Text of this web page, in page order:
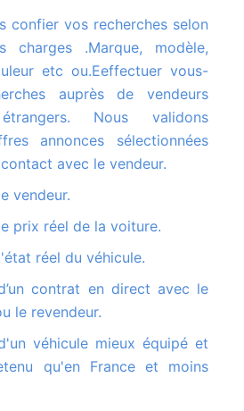
charges .Marque, modèle,
etc ou.Eeffectuer vous-
auprès de vendeurs
Nous validons
annonces sélectionnées
avec le vendeur.
vendeur.
prix réel de la voiture.
réel du véhicule.
le revendeur.
qu'en France et moins